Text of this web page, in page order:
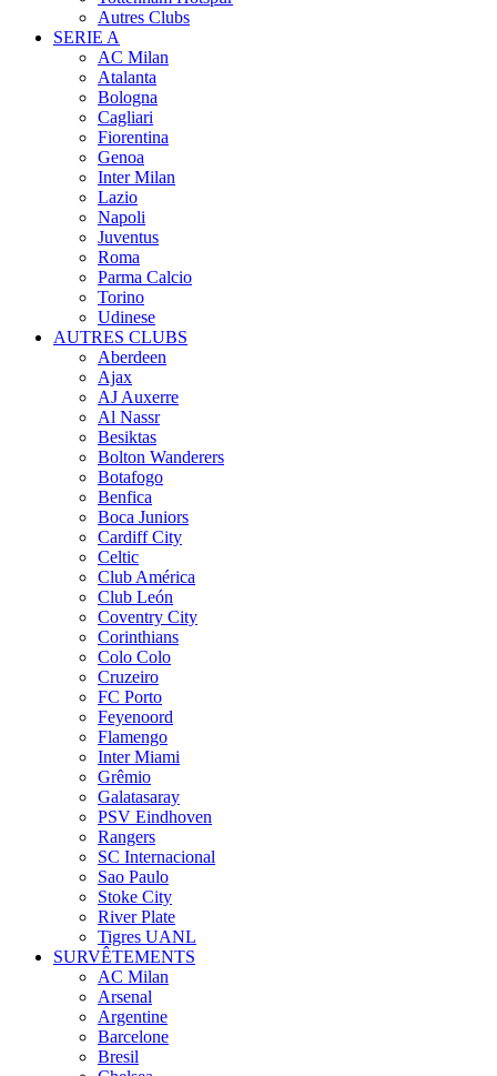
Autres Clubs
SERIE A
AC Milan
Atalanta
Bologna
Cagliari
Fiorentina
Genoa
Inter Milan
Lazio
Napoli
Juventus
Roma
Parma Calcio
Torino
Udinese
AUTRES CLUBS
Aberdeen
Ajax
AJ Auxerre
Al Nassr
Besiktas
Bolton Wanderers
Botafogo
Benfica
Boca Juniors
Cardiff City
Celtic
Club América
Club León
Coventry City
Corinthians
Colo Colo
Cruzeiro
FC Porto
Feyenoord
Flamengo
Inter Miami
Grêmio
Galatasaray
PSV Eindhoven
Rangers
SC Internacional
Sao Paulo
Stoke City
River Plate
Tigres UANL
SURVÊTEMENTS
AC Milan
Arsenal
Argentine
Barcelone
Bresil